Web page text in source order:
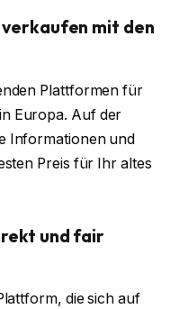
mit den
Plattformen für
Europa. Auf der
Informationen und
Preis für Ihr altes
und fair
die sich auf